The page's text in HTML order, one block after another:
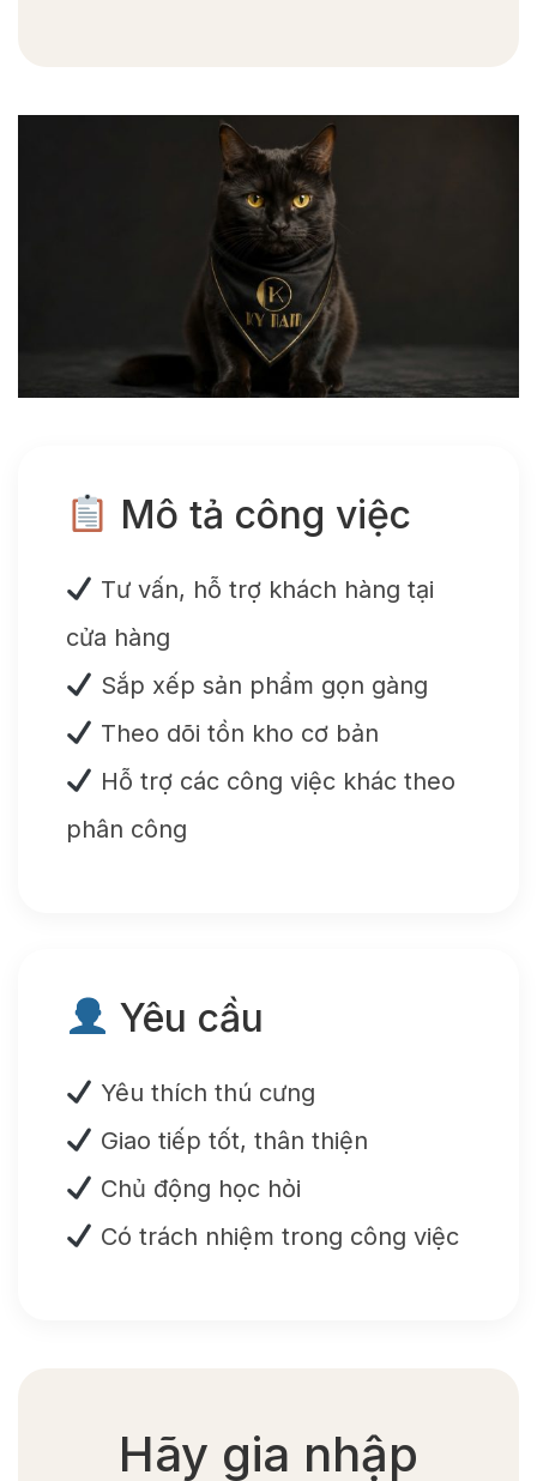
Mô tả công việc
Tư vấn, hỗ trợ khách hàng tại
cửa hàng
Sắp xếp sản phẩm gọn gàng
Theo dõi tồn kho cơ bản
Hỗ trợ các công việc khác theo
phân công
Yêu cầu
Yêu thích thú cưng
Giao tiếp tốt, thân thiện
Chủ động học hỏi
Có trách nhiệm trong công việc
Hãy gia nhập